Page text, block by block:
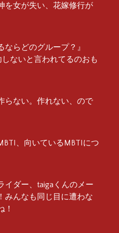
を女が失い、花嫁修行が
ならどのグループ？』
ないと言われてるのおも
らない。作れない、ので
、向いているMBTIにつ
イダー、taigaくんのメー
みんなも同じ目に遭わな
！